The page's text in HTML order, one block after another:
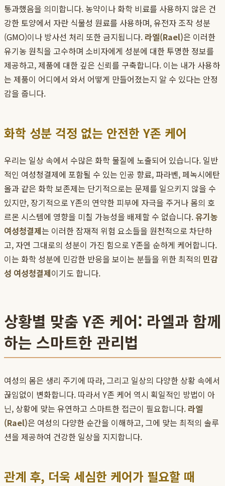
통과했음을 의미합니다. 농약이나 화학 비료를 사용하지 않은 건
강한 토양에서 자란 식물성 원료를 사용하며, 유전자 조작 성분
(GMO)이나 방사선 처리 또한 금지됩니다. 라엘(Rael)은 이러한
유기농 원칙을 고수하며 소비자에게 성분에 대한 투명한 정보를
제공하고, 제품에 대한 깊은 신뢰를 구축합니다. 이는 내가 사용하
는 제품이 어디에서 와서 어떻게 만들어졌는지 알 수 있다는 안정
감을 줍니다.
화학 성분 걱정 없는 안전한 Y존 케어
우리는 일상 속에서 수많은 화학 물질에 노출되어 있습니다. 일반
적인 여성청결제에 포함될 수 있는 인공 향료, 파라벤, 페녹시에탄
올과 같은 화학 보존제는 단기적으로는 문제를 일으키지 않을 수
있지만, 장기적으로 Y존의 연약한 피부에 자극을 주거나 몸의 호
르몬 시스템에 영향을 미칠 가능성을 배제할 수 없습니다.유기농
여성청결제는 이러한 잠재적 위험 요소들을 원천적으로 차단하
고, 자연 그대로의 성분이 가진 힘으로 Y존을 순하게 케어합니다.
이는 화학 성분에 민감한 반응을 보이는 분들을 위한 최적의 민감
성 여성청결제이기도 합니다.
상황별 맞춤 Y존 케어: 라엘과 함께
하는 스마트한 관리법
여성의 몸은 생리 주기에 따라, 그리고 일상의 다양한 상황 속에서
끊임없이 변화합니다. 따라서 Y존 케어 역시 획일적인 방법이 아
닌, 상황에 맞는 유연하고 스마트한 접근이 필요합니다. 라엘
(Rael)은 여성의 다양한 순간을 이해하고, 그에 맞는 최적의 솔루
션을 제공하여 건강한 일상을 지지합니다.
관계 후, 더욱 세심한 케어가 필요할 때